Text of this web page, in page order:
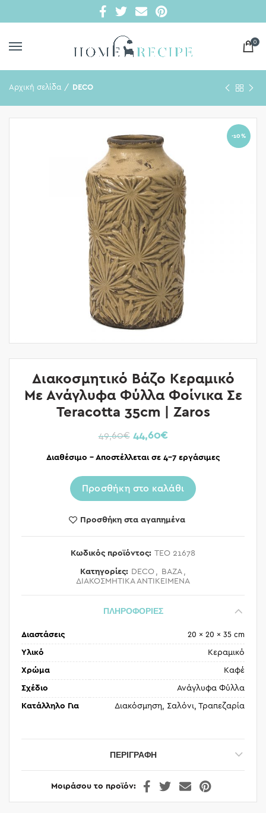
0
Αρχική σελίδα DECO
-10%
Διακοσμητικό Βάζο Κεραμικό
Με Ανάγλυφα Φύλλα Φοίνικα Σε
Teracotta 35cm | Zaros
49,60€ 44,60€
Διαθέσιμο – Αποστέλλεται σε 4-7 εργάσιμες
Προσθήκη στο καλάθι
Προσθήκη στα αγαπημένα
Κωδικός προϊόντος: TEO 21678
Κατηγορίες: DECO , ΒΑΖΑ ,
ΔΙΑΚΟΣΜΗΤΙΚΑ ΑΝΤΙΚΕΙΜΕΝΑ
ΠΛΗΡΟΦΟΡΙΕΣ
Διαστάσεις 20 × 20 × 35 cm
Υλικό Κεραμικό
Χρώμα Καφέ
Σχέδιο Ανάγλυφα Φύλλα
Κατάλληλο Για Διακόσμηση, Σαλόνι, Τραπεζαρία
ΠΕΡΙΓΡΑΦΉ
Μοιράσου το προϊόν